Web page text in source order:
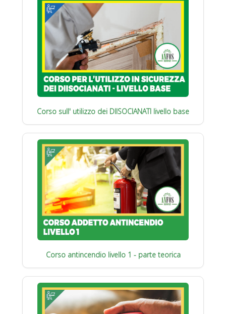
Corso sull' utilizzo dei DIISOCIANATI livello base
Corso antincendio livello 1 - parte teorica